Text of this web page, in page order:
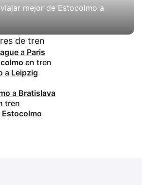
mejor de Estocolmo a
de tren
a Paris
en tren
a Leipzig
a Bratislava
tren
Estocolmo